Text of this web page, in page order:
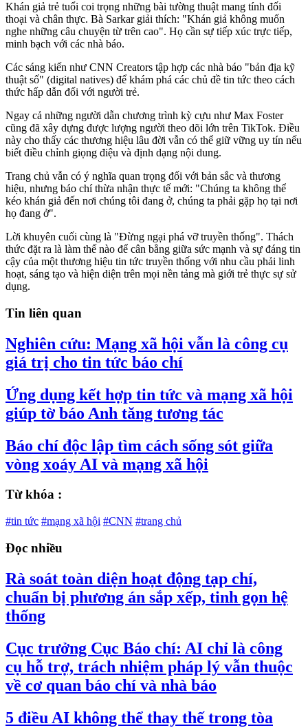
Khán giả trẻ tuổi coi trọng những bài tường thuật mang tính đối
thoại và chân thực. Bà Sarkar giải thích: "Khán giả không muốn
nghe những câu chuyện từ trên cao". Họ cần sự tiếp xúc trực tiếp,
minh bạch với các nhà báo.
Các sáng kiến như CNN Creators tập hợp các nhà báo "bản địa kỹ
thuật số" (digital natives) để khám phá các chủ đề tin tức theo cách
thức hấp dẫn đối với người trẻ.
Ngay cả những người dẫn chương trình kỳ cựu như Max Foster
cũng đã xây dựng được lượng người theo dõi lớn trên TikTok. Điều
này cho thấy các thương hiệu lâu đời vẫn có thể giữ vững uy tín nếu
biết điều chỉnh giọng điệu và định dạng nội dung.
Trang chủ vẫn có ý nghĩa quan trọng đối với bản sắc và thương
hiệu, nhưng báo chí thừa nhận thực tế mới: "Chúng ta không thể
kéo khán giả đến nơi chúng tôi đang ở, chúng ta phải gặp họ tại nơi
họ đang ở".
Lời khuyên cuối cùng là "Đừng ngại phá vỡ truyền thống". Thách
thức đặt ra là làm thế nào để cân bằng giữa sức mạnh và sự đáng tin
cậy của một thương hiệu tin tức truyền thống với nhu cầu phải linh
hoạt, sáng tạo và hiện diện trên mọi nền tảng mà giới trẻ thực sự sử
dụng.
Tin liên quan
Nghiên cứu: Mạng xã hội vẫn là công cụ
giá trị cho tin tức báo chí
Ứng dụng kết hợp tin tức và mạng xã hội
giúp tờ báo Anh tăng tương tác
Báo chí độc lập tìm cách sống sót giữa
vòng xoáy AI và mạng xã hội
Từ khóa :
#tin tức #mạng xã hội #CNN #trang chủ
Đọc nhiều
Rà soát toàn diện hoạt động tạp chí,
chuẩn bị phương án sắp xếp, tinh gọn hệ
thống
Cục trưởng Cục Báo chí: AI chỉ là công
cụ hỗ trợ, trách nhiệm pháp lý vẫn thuộc
về cơ quan báo chí và nhà báo
5 điều AI không thể thay thế trong tòa